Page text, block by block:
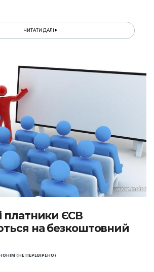
ЧИТАТИ ДАЛІ
платники ЄСВ
на безкоштовний
(НЕ ПЕРЕВІРЕНО)